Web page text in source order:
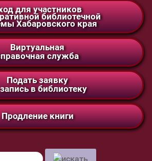
для участников
библиотечной
Хабаровского края
Виртуальная
служба
Подать заявку
в библиотеку
Продление книги